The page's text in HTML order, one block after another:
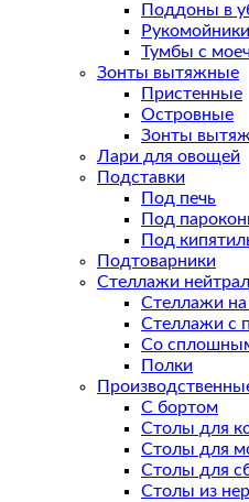
Поддоны в
Рукомойники
Тумбы с
Зонты вытяжные
Пристенные
Островные
Зонты
Лари для овощей
Подставки
Под печь
Под
Под
Подтоварники
Стеллажи
Стеллажи на
Стеллажи с
Со
Полки
С бортом
Столы для
Столы для
Столы для
Столы из